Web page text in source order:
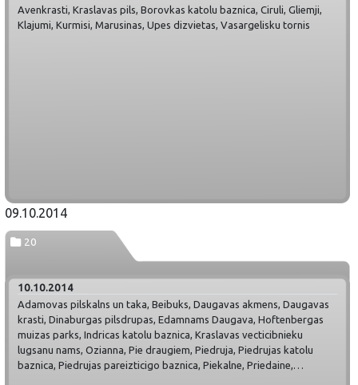
Avenkrasti, Kraslavas pils, Borovkas katolu baznica, Ciruli, Gliemji,
Klajumi, Kurmisi, Marusinas, Upes dizvietas, Vasargelisku tornis
09.10.2014
20
10.10.2014
Adamovas pilskalns un taka, Beibuks, Daugavas akmens, Daugavas
krasti, Dinaburgas pilsdrupas, Edamnams Daugava, Hoftenbergas
muizas parks, Indricas katolu baznica, Kraslavas vecticibnieku
lugsanu nams, Ozianna, Pie draugiem, Piedruja, Piedrujas katolu
baznica, Piedrujas pareizticigo baznica, Piekalne, Priedaine,